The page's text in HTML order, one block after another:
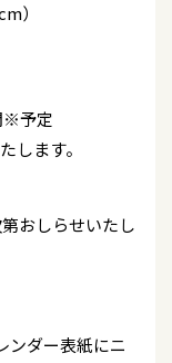
）
※予定
します。
おしらせいたし
ンダー表紙にニ